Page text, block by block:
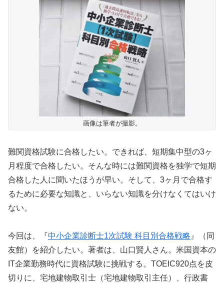
画像は筆者が撮影。
難関資格試験に合格したい。できれば、短期集中型の3ヶ
月程度で合格したい。そんな時には難関資格を独学で短期
合格した人に聞いたほうが早い。そして、3ヶ月で合格す
るために必要な知識と、いらない知識を分けなくてはいけ
ない。
今回は、『 中小企業診断士1次試験 科目別合格戦略』（同
友館）を紹介したい。著者は、山口賢人さん。米国資本の
IT企業勤務時代に資格試験に挑戦する。TOEIC920点を皮
切りに、宅地建物取引士（宅地建物取引主任）、行政書